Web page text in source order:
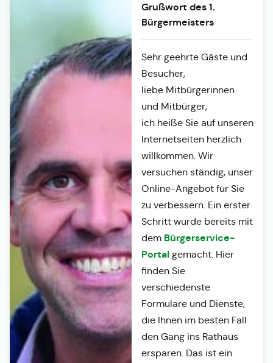
Grußwort des 1.
Bürgermeisters
Sehr geehrte Gäste und
Besucher,
liebe Mitbürgerinnen
und Mitbürger,
ich heiße Sie auf unseren
Internetseiten herzlich
willkommen. Wir
versuchen ständig, unser
Online-Angebot für Sie
zu verbessern. Ein erster
Schritt wurde bereits mit
dem Bürgerservice-
Portalgemacht. Hier
finden Sie
verschiedenste
Formulare und Dienste,
die Ihnen im besten Fall
den Gang ins Rathaus
ersparen. Das ist ein